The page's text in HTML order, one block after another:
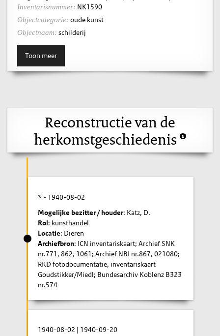
Inventarisnummer: NK1590
Objectcategorie: oude kunst
Objectnaam: schilderij
Toon meer
Reconstructie van de
herkomstgeschiedenis
* - 1940-08-02
Mogelijke bezitter / houder: Katz, D.
Rol: kunsthandel
Locatie: Dieren
Archiefbron: ICN inventariskaart; Archief SNK
nr.771, 862, 1061; Archief NBI nr.867, 021080;
RKD fotodocumentatie, inventariskaart
Goudstikker/Miedl; Bundesarchiv Koblenz B323
nr.574
1940-08-02 | 1940-09-20